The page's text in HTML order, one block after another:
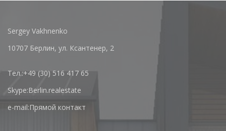
Sergey Vakhnenko
10707 Берлин, ул. Ксантенер, 2
Тел.:+49 (30) 516 417 65
Skype:Berlin.realestate
e-mail:Прямой контакт